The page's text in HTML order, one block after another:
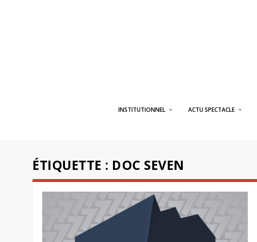
INSTITUTIONNEL ACTU SPECTACLE
ÉTIQUETTE : DOC SEVEN